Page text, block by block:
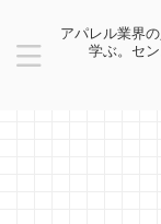
アパレル業界
学ぶ。セ